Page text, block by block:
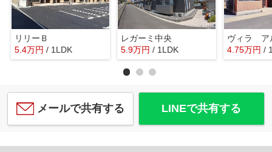
リリーＢ
5.4万円 / 1LDK
レガーミ中央
5.9万円 / 1LDK 4.75万円 /
メールで共有する LINEで共有する